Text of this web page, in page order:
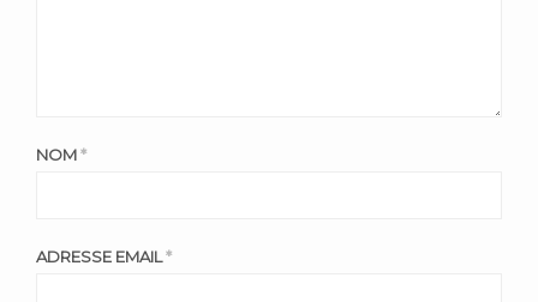
NOM*
ADRESSE EMAIL*